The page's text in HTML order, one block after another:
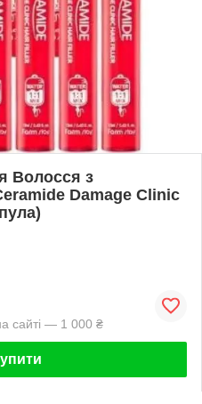
Волосся з
Damage Clinic
сайті — 1 000 ₴